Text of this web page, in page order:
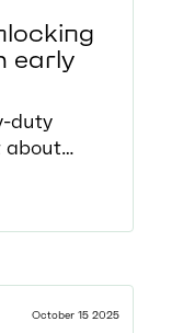
early
duty
about
central for
going
the answer
October 15 2025